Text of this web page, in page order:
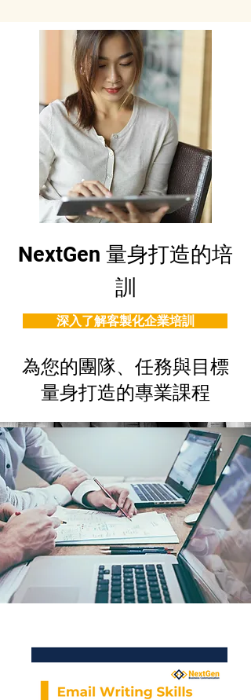
NextGen 量身打造的培
訓
深入了解客製化企業培訓
為您的團隊、任務與目標
量身打造的專業課程